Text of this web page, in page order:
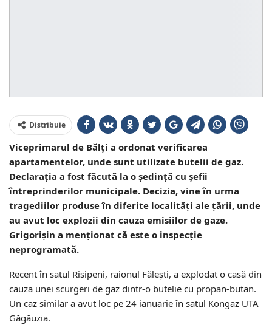
Distribuie
Viceprimarul de Bălți a ordonat verificarea
apartamentelor, unde sunt utilizate butelii de gaz.
Declarația a fost făcută la o ședință cu șefii
întreprinderilor municipale. Decizia, vine în urma
tragediilor produse în diferite localități ale țării, unde
au avut loc explozii din cauza emisiilor de gaze.
Grigorișin a menționat că este o inspecție
neprogramată.
Recent în satul Risipeni, raionul Fălești, a explodat o casă din
cauza unei scurgeri de gaz dintr-o butelie cu propan-butan.
Un caz similar a avut loc pe 24 ianuarie în satul Kongaz UTA
Găgăuzia.